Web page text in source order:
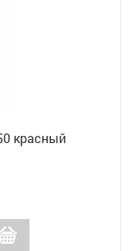
красный